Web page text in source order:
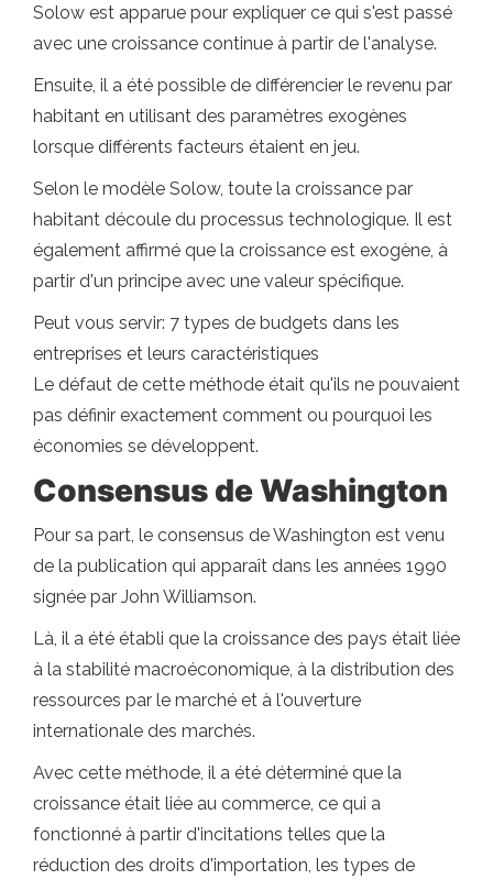
Solow est apparue pour expliquer ce qui s'est passé
avec une croissance continue à partir de l'analyse.
Ensuite, il a été possible de différencier le revenu par
habitant en utilisant des paramètres exogènes
lorsque différents facteurs étaient en jeu.
Selon le modèle Solow, toute la croissance par
habitant découle du processus technologique. Il est
également affirmé que la croissance est exogène, à
partir d'un principe avec une valeur spécifique.
Peut vous servir: 7 types de budgets dans les
entreprises et leurs caractéristiques
Le défaut de cette méthode était qu'ils ne pouvaient
pas définir exactement comment ou pourquoi les
économies se développent.
Consensus de Washington
Pour sa part, le consensus de Washington est venu
de la publication qui apparaît dans les années 1990
signée par John Williamson.
Là, il a été établi que la croissance des pays était liée
à la stabilité macroéconomique, à la distribution des
ressources par le marché et à l'ouverture
internationale des marchés.
Avec cette méthode, il a été déterminé que la
croissance était liée au commerce, ce qui a
fonctionné à partir d'incitations telles que la
réduction des droits d'importation, les types de